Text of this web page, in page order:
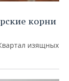
корни
изящных